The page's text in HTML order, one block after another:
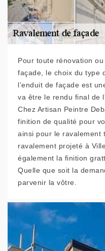
Pour toute rénovation
façade, le choix du type
l’enduit de façade est
va être le rendu final de
Chez Artisan Peintre
finition de qualité pour
ainsi pour le ravalement
ravalement projeté à
également la finition
Quelle que soit la
parvenir la vôtre.